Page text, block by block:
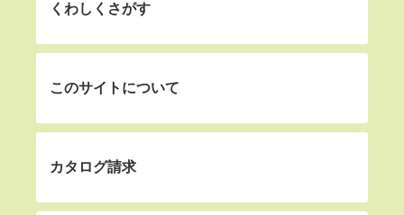
くわしくさがす
このサイトについて
カタログ請求